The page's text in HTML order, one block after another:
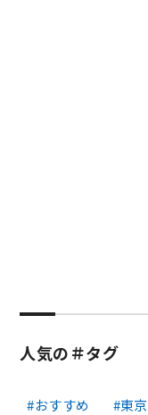
人気の＃タグ
おすすめ 東京